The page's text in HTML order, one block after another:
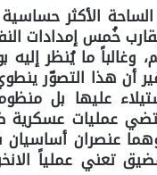
الأكثر
خُمس إمدادات
وغالباً ما يُنظر
غير أن هذا
عليها بل
عمليات عسكرية
عنصران أساسيان
تعني عملياً